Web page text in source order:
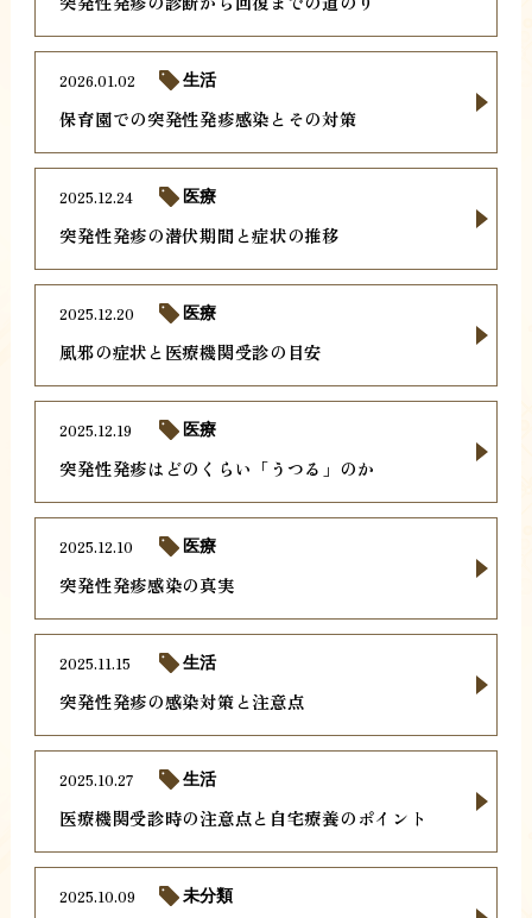
保育園での突発性発疹感染とその対策
2026.01.02 生活
突発性発疹の潜伏期間と症状の推移
2025.12.24 医療
風邪の症状と医療機関受診の目安
2025.12.20 医療
突発性発疹はどのくらい「うつる」のか
2025.12.19 医療
突発性発疹感染の真実
2025.12.10 医療
突発性発疹の感染対策と注意点
2025.11.15 生活
医療機関受診時の注意点と自宅療養のポイント
2025.10.27 生活
2025.10.09 未分類